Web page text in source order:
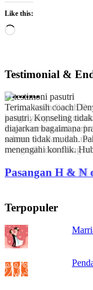
Like this:
Loading…
Testimonial &
••••••••••
Terimakasih coach
pasutri. Konseling
diajarkan bagaimana
namun tidak mudah.
menengahi konflik.
Pasangan H & N
Terpopuler